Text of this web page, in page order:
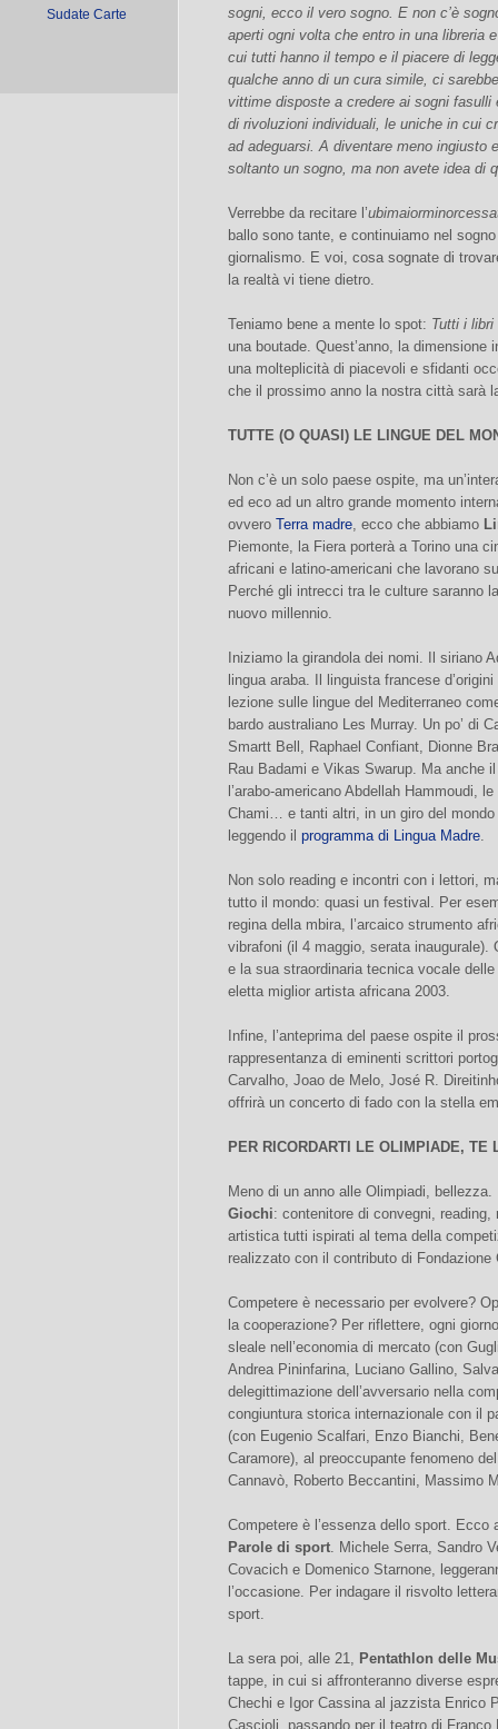
Sudate Carte
sogni, ecco il vero sogno. E non c’è
aperti ogni volta che entro in una libreria
cui tutti hanno il tempo e il piacere di
qualche anno di un cura simile, ci
vittime disposte a credere ai sogni
di rivoluzioni individuali, le uniche in cui
ad adeguarsi. A diventare meno ingiusto
soltanto un sogno, ma non avete idea di
Verrebbe da recitare l’
ballo sono tante, e continuiamo nel
giornalismo. E voi, cosa sognate di
la realtà vi tiene dietro.
Teniamo bene a mente lo spot: Tutti i libri
una boutade. Quest’anno, la
una molteplicità di piacevoli e sfidanti
che il prossimo anno la nostra città sarà
TUTTE (O QUASI) LE LINGUE DEL
Non c’è un solo paese ospite, ma
ed eco ad un altro grande momento
ovvero Terra madre, ecco che abbiamo
Piemonte, la Fiera porterà a Torino una
africani e latino-americani che lavorano
Perché gli intrecci tra le culture saranno
nuovo millennio.
Iniziamo la girandola dei nomi. Il siriano
lingua araba. Il linguista francese
lezione sulle lingue del Mediterraneo
bardo australiano Les Murray. Un po’ di
Smartt Bell, Raphael Confiant, Dionne
Rau Badami e Vikas Swarup. Ma anche
l’arabo-americano Abdellah Hammoudi,
Chami… e tanti altri, in un giro del
leggendo il programma di Lingua Madre.
Non solo reading e incontri con i lettori,
tutto il mondo: quasi un festival. Per
regina della mbira, l’arcaico strumento
vibrafoni (il 4 maggio, serata
e la sua straordinaria tecnica vocale
eletta miglior artista africana 2003.
Infine, l’anteprima del paese ospite il
rappresentanza di eminenti scrittori
Carvalho, Joao de Melo, José R.
offrirà un concerto di fado con la stella
PER RICORDARTI LE OLIMPIADE, TE
Meno di un anno alle Olimpiadi,
Giochi: contenitore di convegni,
artistica tutti ispirati al tema della
realizzato con il contributo di
Competere è necessario per evolvere?
la cooperazione? Per riflettere, ogni
sleale nell’economia di mercato (con
Andrea Pininfarina, Luciano Gallino,
delegittimazione dell’avversario nella
congiuntura storica internazionale con il
(con Eugenio Scalfari, Enzo Bianchi,
Caramore), al preoccupante fenomeno
Cannavò, Roberto Beccantini, Massimo
Competere è l’essenza dello sport.
Parole di sport. Michele Serra, Sandro
Covacich e Domenico Starnone,
l’occasione. Per indagare il risvolto
sport.
La sera poi, alle 21, Pentathlon delle
tappe, in cui si affronteranno diverse
Chechi e Igor Cassina al jazzista Enrico
Cascioli, passando per il teatro di